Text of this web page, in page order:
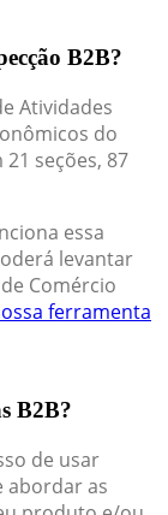
B2B?
Atividades
do
seções, 87
essa
levantar
Comércio
ferramenta
B2B?
de usar
abordar as